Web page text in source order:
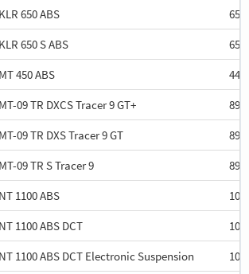
KLR 650 ABS
652
KLR 650 S ABS
652
MT 450 ABS
449
MT-09 TR DXCS Tracer 9 GT+
890
MT-09 TR DXS Tracer 9 GT
890
MT-09 TR S Tracer 9
890
NT 1100 ABS
NT 1100 ABS DCT
NT 1100 ABS DCT Electronic Suspension